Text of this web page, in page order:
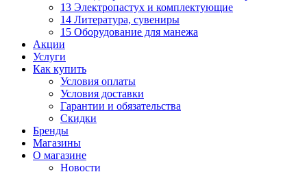
13 Электропастух и комплектующие
14 Литература, сувениры
15 Оборудование для манежа
Акции
Услуги
Как купить
Условия оплаты
Условия доставки
Гарантии и обязательства
Скидки
Бренды
Магазины
О магазине
Новости